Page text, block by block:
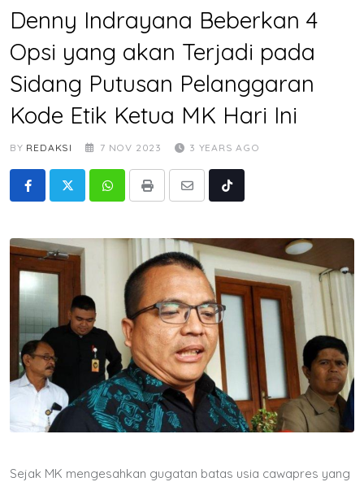
Denny Indrayana Beberkan 4
Opsi yang akan Terjadi pada
Sidang Putusan Pelanggaran
Kode Etik Ketua MK Hari Ini
BY REDAKSI 7 NOV 2023 3 YEARS AGO
WhatsappPrint
Share
Tiktok
Sejak MK mengesahkan gugatan batas usia cawapres yang